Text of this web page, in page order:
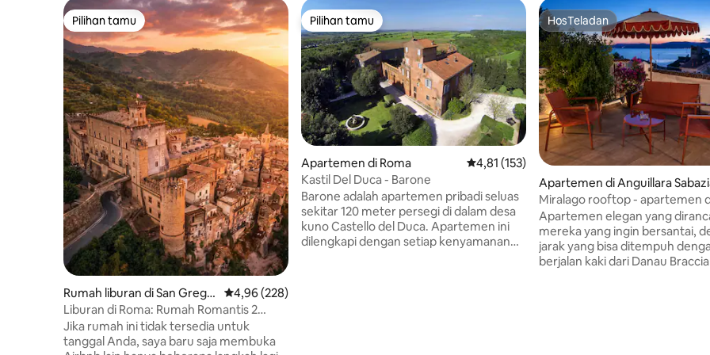
Pilihan tamu
Pilihan tamu
Rumah liburan di San Grego
rio da Sassola
Nilai rata-rata 4,96 dari 5, 228 ulasan
4,96 (228)
Liburan di Roma: Rumah Romantis 2
Kamar Tidur di Castle Walls
Jika rumah ini tidak tersedia untuk
tanggal Anda, saya baru saja membuka
Pilihan tamu
Pilihan tamu
Apartemen di Roma Nilai rata-rata 4,81 dari 5, 153 ulasan
4,81 (153)
Kastil Del Duca - Barone
Barone adalah apartemen pribadi seluas
sekitar 120 meter persegi di dalam desa
kuno Castello del Duca. Apartemen ini
dilengkapi dengan setiap kenyamanan
HosTeladan
HosTeladan
Apartemen di Anguillara
Miralago rooftop - apartemen
pemandangan danau
Apartemen elegan yang
mereka yang ingin bersantai,
jarak yang bisa ditempuh
berjalan kaki dari Danau